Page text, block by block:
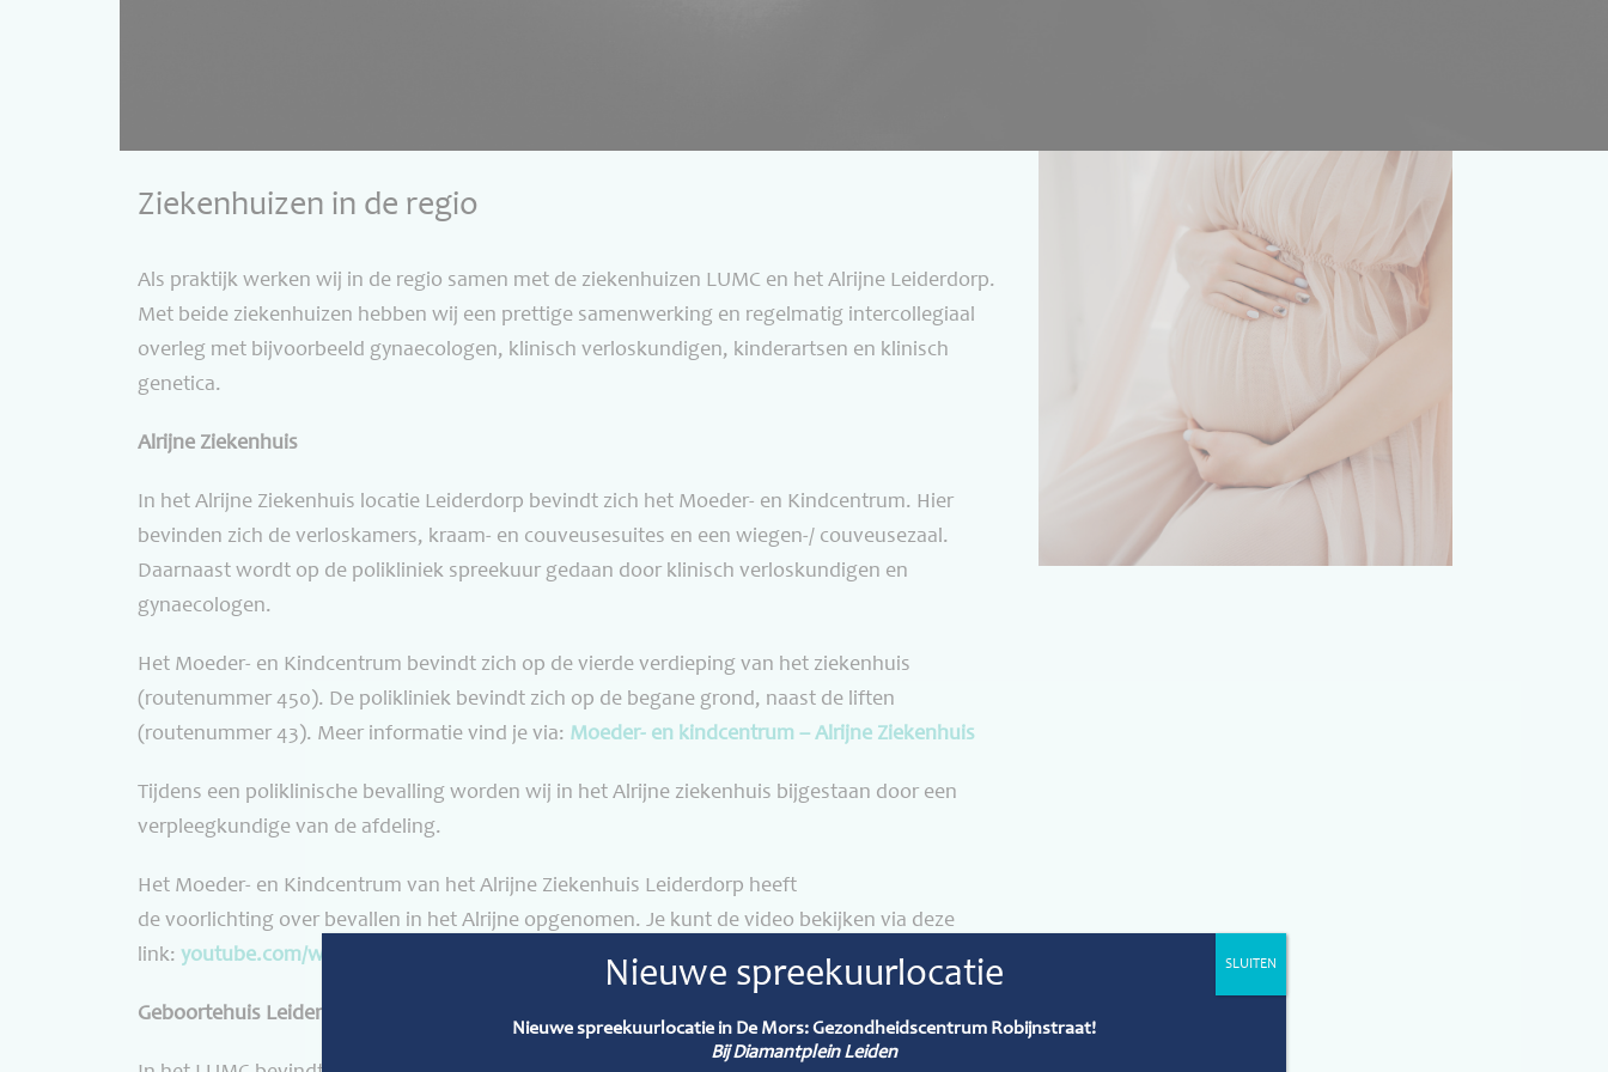
Ziekenhuizen in de regio
Als praktijk werken wij in de regio samen met de ziekenhuizen LUMC en het Alrijne Leiderdorp.
Met beide ziekenhuizen hebben wij een prettige samenwerking en regelmatig intercollegiaal
overleg met bijvoorbeeld gynaecologen, klinisch verloskundigen, kinderartsen en klinisch
genetica.
Alrijne Ziekenhuis
In het Alrijne Ziekenhuis locatie Leiderdorp bevindt zich het Moeder- en Kindcentrum. Hier
bevinden zich de verloskamers, kraam- en couveusesuites en een wiegen-/ couveusezaal.
Daarnaast wordt op de polikliniek spreekuur gedaan door klinisch verloskundigen en
gynaecologen.
Het Moeder- en Kindcentrum bevindt zich op de vierde verdieping van het ziekenhuis
(routenummer 450). De polikliniek bevindt zich op de begane grond, naast de liften
(routenummer 43). Meer informatie vind je via: Moeder- en kindcentrum – Alrijne Ziekenhuis
Tijdens een poliklinische bevalling worden wij in het Alrijne ziekenhuis bijgestaan door een
verpleegkundige van de afdeling.
Het Moeder- en Kindcentrum van het Alrijne Ziekenhuis Leiderdorp heeft
de voorlichting over bevallen in het Alrijne opgenomen. Je kunt de video bekijken via deze
link: youtube.com/watch?v=S6DqkrsETVw&t=566s
Geboortehuis Leiden (GHL in het LUMC)
Nieuwe spreekuurlocatie
Nieuwe spreekuurlocatie in De Mors: Gezondheidscentrum Robijnstraat!
Bij Diamantplein Leiden
SLUITEN